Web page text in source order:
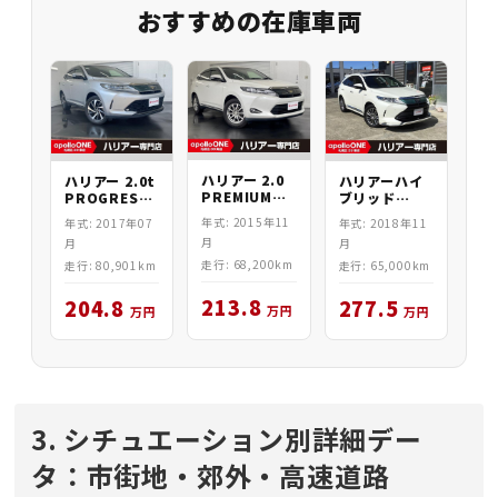
おすすめの在庫車両
ハリアー 2.0t
PROGRESS
4WD
年式: 2017年07
月
走行: 80,901km
204.8 万円
ハリアー 2.0
PREMIUM
ADV 4WD
年式: 2015年11
月
走行: 68,200km
213.8 万円
ハリアーハイ
ブリッド
2.5HV
PROGRESS
4WD
年式: 2018年11
月
走行: 65,000km
277.5 万円
3. シチュエーション別詳細デー
タ：市街地・郊外・高速道路